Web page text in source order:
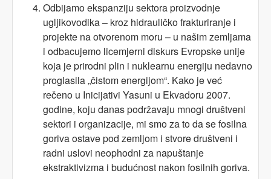
Odbijamo ekspanziju sektora proizvodnje
ugljikovodika – kroz hidrauličko frakturiranje i
projekte na otvorenom moru – u našim zemljama
i odbacujemo licemjerni diskurs Evropske unije
koja je prirodni plin i nuklearnu energiju nedavno
proglasila „čistom energijom“. Kako je već
rečeno u Inicijativi Yasuni u Ekvadoru 2007.
godine, koju danas podržavaju mnogi društveni
sektori i organizacije, mi smo za to da se fosilna
goriva ostave pod zemljom i stvore društveni i
radni uslovi neophodni za napuštanje
ekstraktivizma i budućnost nakon fosilnih goriva.